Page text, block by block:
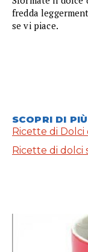
fredda
se vi piace.
SCOPRI DI PIÙ
Ricette di Dolci
Ricette di dolci